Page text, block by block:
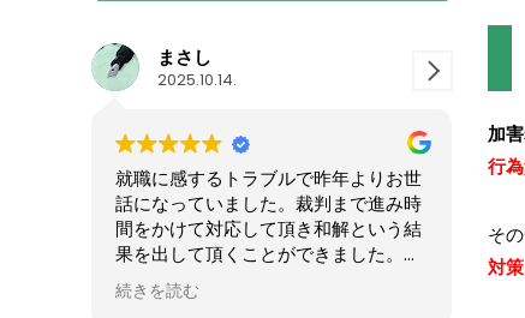
加
行
その
対
ラブルで昨年よりお世
した。裁判まで進み時
して頂き和解という結
ことができました。初
ないことばかりでした
明していただき、疑問
事故の件でお世話になりました。
弁護士に行くのが初めてだったの
張しましたが先生はとても丁寧
かつ気さくな方で話もしやすく助